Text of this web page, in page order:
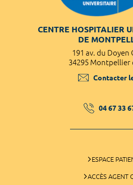
CENTRE HOSPITALIER
DE
191 av. du Doyen
34295 Montpellier
Contacter
04 67 33
ESPACE
ACCÈS AGENT